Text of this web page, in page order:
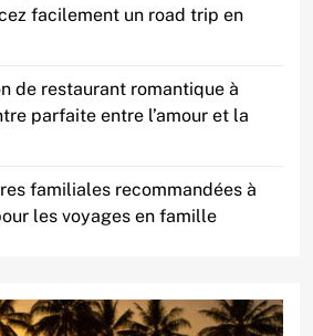
facilement un road trip en
de restaurant romantique à
parfaite entre l’amour et la
familiales recommandées à
les voyages en famille